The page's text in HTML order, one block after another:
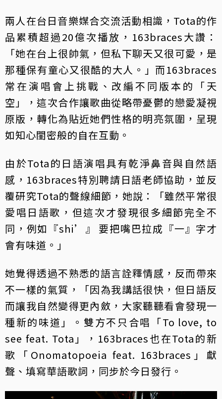
兩人在台日音樂媒合交流活動相識，Tota的作
品累積超過20億次播放，163braces大讚：
「她在台上很帥氣，但私下聊天又很可愛，是
那種保有童心又很酷的大人。」而163braces
常在演唱會上挑戰、改編不同版本的「天
空」，這次合作讓歌曲從略帶憂鬱的戀愛凝視
原版，轉化為貼近她們性格的明亮氛圍，呈現
如知心閨密般的自在互動。
由於Tota的日語演唱具有乾淨鼻音與自然語
感，163braces特別聘請日語老師協助，並反
覆研究Tota的聲線細節，她說：「雖然平常很
愛唱日語歌，但這次才發現很多細節完全不
同，例如『shi’』 要把嘴巴拉成『一』字才
會有味道。」
她覺得透過不熟悉的語言詮釋情感，反而帶來
不一樣的氣質，「因為我講話很快，但日語反
而讓我自然變得更內斂，大家聽聽看會發現一
種新的味道」。雙方不只合唱「To love, to
see feat. Tota」，163braces也在Tota的新
歌「Onomatopoeia feat. 163braces」獻
聲、填寫華語歌詞，同步於今日發行。